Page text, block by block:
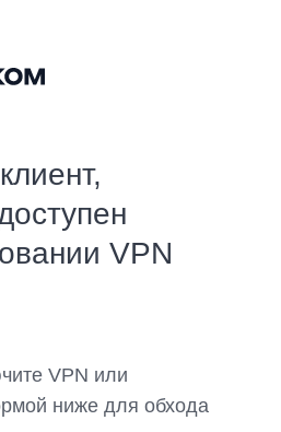
VPN
VPN или
ниже для обхода